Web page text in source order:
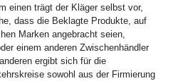
einen trägt der Kläger selbst vor,
dass die Beklagte Produkte, auf
Marken angebracht seien,
einem anderen Zwischenhändler
ergibt sich für die
sowohl aus der Firmierung